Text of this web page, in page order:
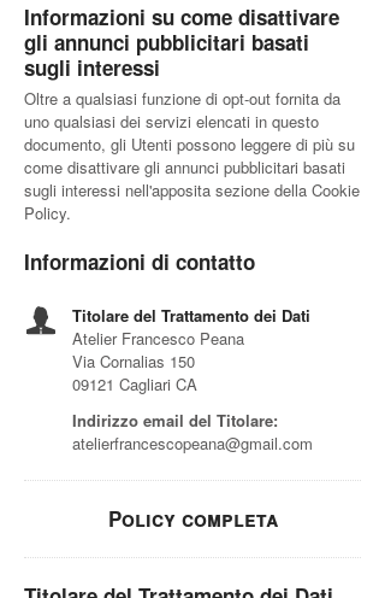
Informazioni su come disattivare
gli annunci pubblicitari basati
sugli interessi
Oltre a qualsiasi funzione di opt-out fornita da
uno qualsiasi dei servizi elencati in questo
documento, gli Utenti possono leggere di più su
come disattivare gli annunci pubblicitari basati
sugli interessi nell'apposita sezione della Cookie
Policy.
Informazioni di contatto
Titolare del Trattamento dei Dati
Atelier Francesco Peana
Via Cornalias 150
09121 Cagliari CA
Indirizzo email del Titolare:
atelierfrancescopeana@gmail.com
Policy completa